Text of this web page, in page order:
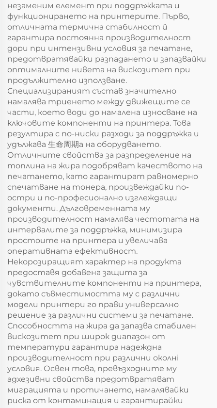
незаменим елемент при поддръжката и
функционирането на принтерите. Първо,
отличната термична стабилност й
гарантира постоянна производителност
дори при интензивни условия за печатане,
предотвратявайки разпадането и запазвайки
оптималните нивета на вискозитет при
продължително използване.
Специализираният състав значително
намалява триенето между движещите се
части, което води до намалена износване на
ключовите компоненти на принтера. Това
резултира с по-ниски разходи за поддръжка и
удължава 生命周期а на оборудването.
Отличните свойства за разпределение на
топлина на жира подобряват качеството на
печатането, като гарантират равномерно
спечатване на тонера, произвеждайки по-
остри и по-професионално изглеждащи
документи. Дълговременната му
производителност намалява честотата на
интервалите за поддръжка, минимизира
простоите на принтера и увеличава
оперативната ефективност.
Некорозиращият характер на продукта
предоставя добавена защита за
чувствителните компоненти на принтера,
докато съвместимостта му с различни
модели принтери го прави универсално
решение за различни системи за печатане.
Способността на жира да запазва стабилен
вискозитет при широк диапазон от
температури гарантира надеждна
производителност при различни околнi
условия. Освен това, превъзходните му
адхезивни свойства предотвратяват
миграцията и протичането, намалявайки
риска от контаминация и гарантирайки